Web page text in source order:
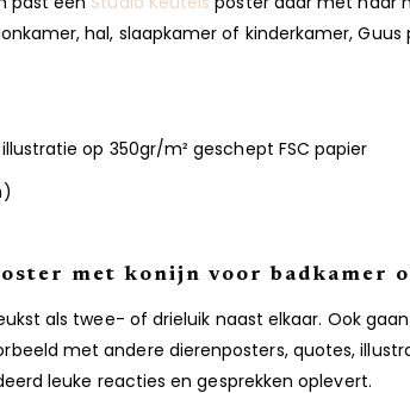
hal, slaapkamer of kinderkamer,
op 350gr/m² geschept FSC papier
met konijn voor badkamer
als twee- of drieluik naast elkaar. Ook
met andere dierenposters, quotes,
leuke reacties en gesprekken oplevert.